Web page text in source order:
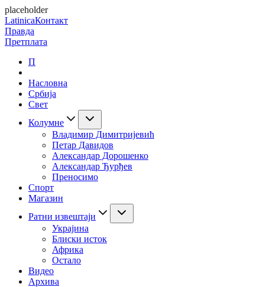
placeholder
LatinicaКонтакт
Правда
Претплата
П
Насловна
Србија
Свет
Колумне
Владимир Димитријевић
Петар Давидов
Александар Дорошенко
Александар Ђурђев
Преносимо
Спорт
Магазин
Ратни извештаји
Украјина
Блиски исток
Африка
Остало
Видео
Архива